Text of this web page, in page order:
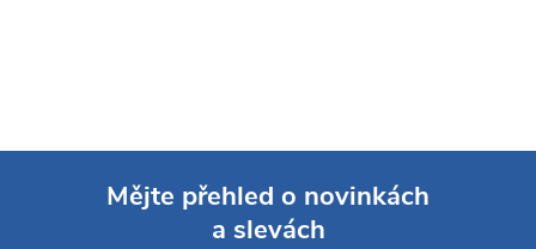
Mějte přehled o novinkách
a slevách